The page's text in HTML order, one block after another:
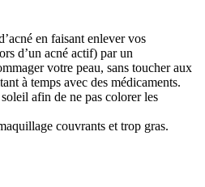
en faisant enlever vos
d’un acné actif) par un
votre peau, sans toucher aux
à temps avec des médicaments.
afin de ne pas colorer les
couvrants et trop gras.